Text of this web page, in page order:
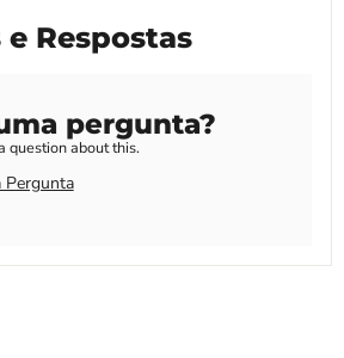
Respostas
pergunta?
question about this.
Pergunta